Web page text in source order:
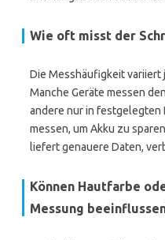
Wie oft misst der
Die Messhäufigkeit variiert
Manche Geräte messen
andere nur in
messen, um Akku zu
liefert genauere Daten,
Können Hautfarbe
Messung